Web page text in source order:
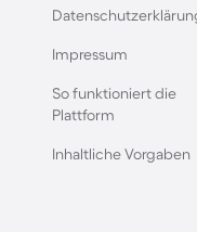
Pensionen in der
Pensionen im
Impressum
So funktioniert die
Plattform
Inhaltliche Vorgaben